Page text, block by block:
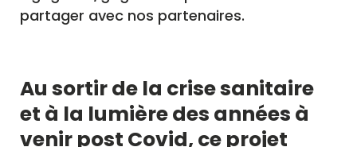
partager avec nos partenaires.
Au sortir de la crise sanitaire
et à la lumière des années à
venir post Covid, ce projet